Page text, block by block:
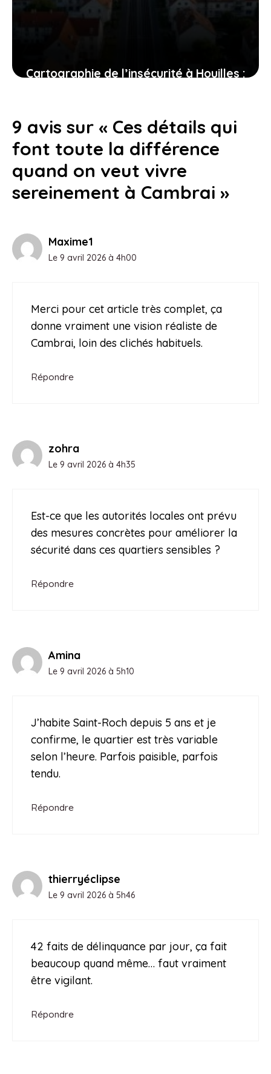
Cartographie de l’insécurité à Houilles :
23 juillet 2026
9 avis sur « Ces détails qui
font toute la différence
quand on veut vivre
sereinement à Cambrai »
Maxime1
Le 9 avril 2026 à 4h00
Merci pour cet article très complet, ça
donne vraiment une vision réaliste de
Cambrai, loin des clichés habituels.
Répondre
zohra
Le 9 avril 2026 à 4h35
Est-ce que les autorités locales ont prévu
des mesures concrètes pour améliorer la
sécurité dans ces quartiers sensibles ?
Répondre
Amina
Le 9 avril 2026 à 5h10
J’habite Saint-Roch depuis 5 ans et je
confirme, le quartier est très variable
selon l’heure. Parfois paisible, parfois
tendu.
Répondre
thierryéclipse
Le 9 avril 2026 à 5h46
42 faits de délinquance par jour, ça fait
beaucoup quand même… faut vraiment
être vigilant.
Répondre